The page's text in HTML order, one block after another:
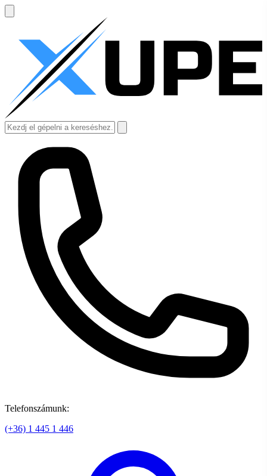
Telefonszámunk:
(+36) 1 445 1 446